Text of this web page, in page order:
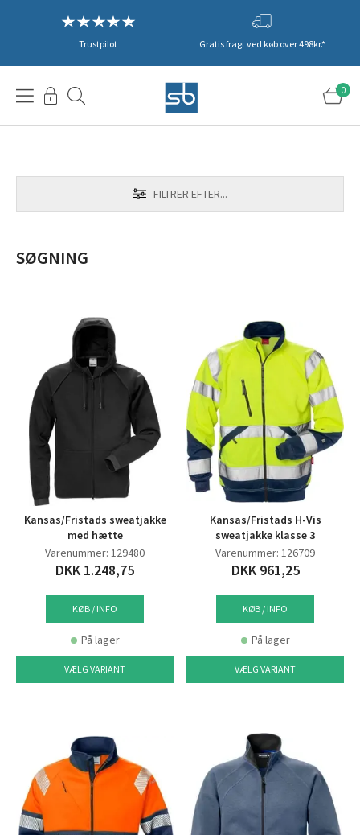
Trustpilot Gratis fragt ved køb over 498kr.*
0
FILTRER EFTER...
SØGNING
Kansas/Fristads sweatjakke
med hætte
Varenummer: 129480
DKK 1.248,75
KØB / INFO
På lager
VÆLG VARIANT
Kansas/Fristads H-Vis
sweatjakke klasse 3
Varenummer: 126709
DKK 961,25
KØB / INFO
På lager
VÆLG VARIANT